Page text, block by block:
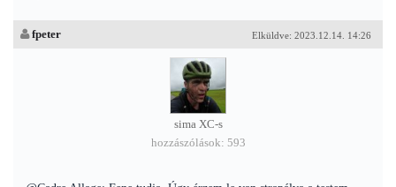
Elküldve: 2023.12.14. 14:26
fpeter
sima XC-s
hozzászólások: 593